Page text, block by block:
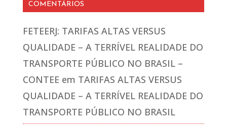
COMENTÁRIOS
FETEERJ: TARIFAS ALTAS VERSUS
QUALIDADE – A TERRÍVEL REALIDADE DO
TRANSPORTE PÚBLICO NO BRASIL –
CONTEE em TARIFAS ALTAS VERSUS
QUALIDADE – A TERRÍVEL REALIDADE DO
TRANSPORTE PÚBLICO NO BRASIL